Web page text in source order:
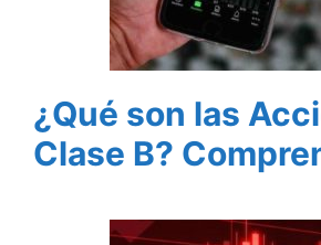
¿Qué son las
Clase B?